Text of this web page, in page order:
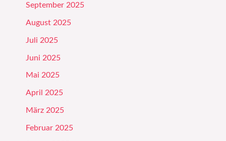
September 2025
August 2025
Juli 2025
Juni 2025
Mai 2025
April 2025
März 2025
Februar 2025